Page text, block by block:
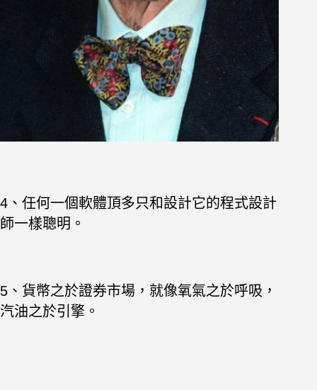
4、任何一個軟體頂多只和設計它的程式設計
師一樣聰明。
5、貨幣之於證券市場，就像氧氣之於呼吸，
汽油之於引擎。